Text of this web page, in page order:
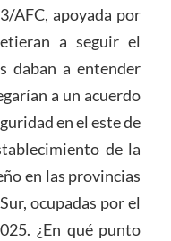
AFC, apoyada por
a seguir el
daban a entender
a un acuerdo
en el este de
de la
en las provincias
ocupadas por el
¿En qué punto